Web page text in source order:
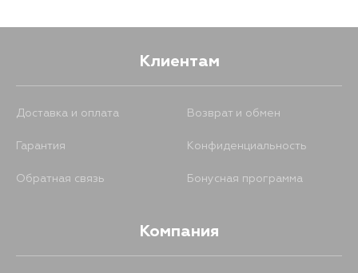
Клиентам
Доставка и оплата Возврат и обмен
Гарантия Конфиденциальность
Обратная связь Бонусная программа
Компания